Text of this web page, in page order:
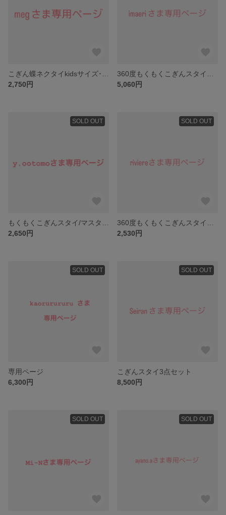
2,750円
5,060円
SOLD OUT
2,650円
SOLD OUT
2,530円
SOLD OUT
専用ページ
6,300円
SOLD OUT
こぎんスタイ3点セット
8,500円
SOLD OUT SOLD OUT